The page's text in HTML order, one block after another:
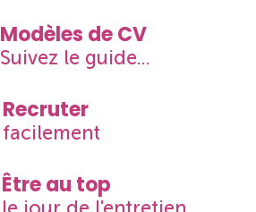
Modèles de CV
Suivez le guide...
Recruter
facilement
Être au top